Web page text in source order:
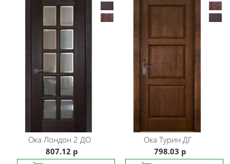
Ока Лондон 2 ДО
807.12 р
Ока Турин ДГ
798.03 р